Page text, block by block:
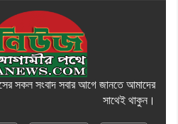
সকল সংবাদ সবার আগে জানতে আমাদের
সাথেই থাকুন।